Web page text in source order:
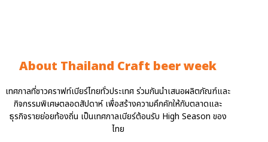
About Thailand Craft beer week
เทศกาลที่ชาวคราฟท์เบียร์ไทยทั่วประเทศ ร่วมกันนำเสนอผลิตภัณฑ์และ
กิจกรรมพิเศษตลอดสัปดาห์ เพื่อสร้างความคึกคักให้กับตลาดและ
ธุรกิจรายย่อยท้องถิ่น เป็นเทศกาลเบียร์ต้อนรับ High Season ของ
ไทย